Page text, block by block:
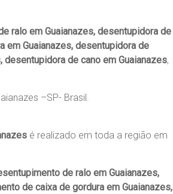
ralo em Guaianazes, desentupidora de
em Guaianazes, desentupidora de
desentupidora de cano em Guaianazes,
–SP- Brasil.
é realizado em toda a região em
de ralo em Guaianazes,
de caixa de gordura em Guaianazes,